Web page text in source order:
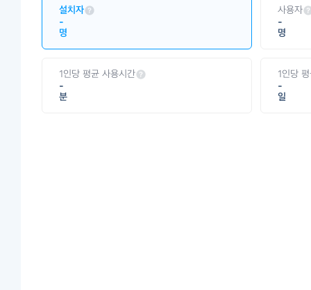
설치자
-
명
사용자
-
명
1인당 평균 사용시간
-
분
1인당
-
일